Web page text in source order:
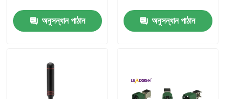
অনুসন্ধান পাঠান অনুসন্ধান পাঠান